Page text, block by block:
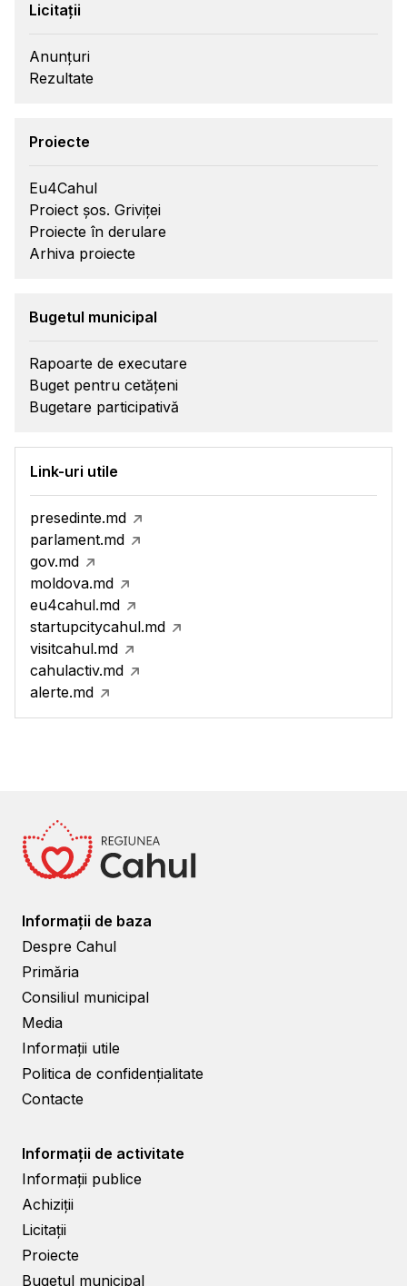
Licitații
Anunțuri
Rezultate
Proiecte
Eu4Cahul
Proiect șos. Griviței
Proiecte în derulare
Arhiva proiecte
Bugetul municipal
Rapoarte de executare
Buget pentru cetățeni
Bugetare participativă
Link-uri utile
presedinte.md
parlament.md
gov.md
moldova.md
eu4cahul.md
startupcitycahul.md
visitcahul.md
cahulactiv.md
alerte.md
Informații de baza
Despre Cahul
Primăria
Consiliul municipal
Media
Informații utile
Politica de confidențialitate
Contacte
Informații de activitate
Informații publice
Achiziții
Licitații
Proiecte
Bugetul municipal